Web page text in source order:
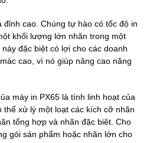
đỉnh cao. Chúng tự hào có tốc độ in
khối lượng lớn nhãn trong một
đặc biệt có lợi cho các doanh
cao, vì nó giúp nâng cao năng
máy in PX65 là tính linh hoạt của
thể xử lý một loạt các kích cỡ nhãn
tổng hợp và nhãn đặc biệt. Cho
gói sản phẩm hoặc nhãn lớn cho